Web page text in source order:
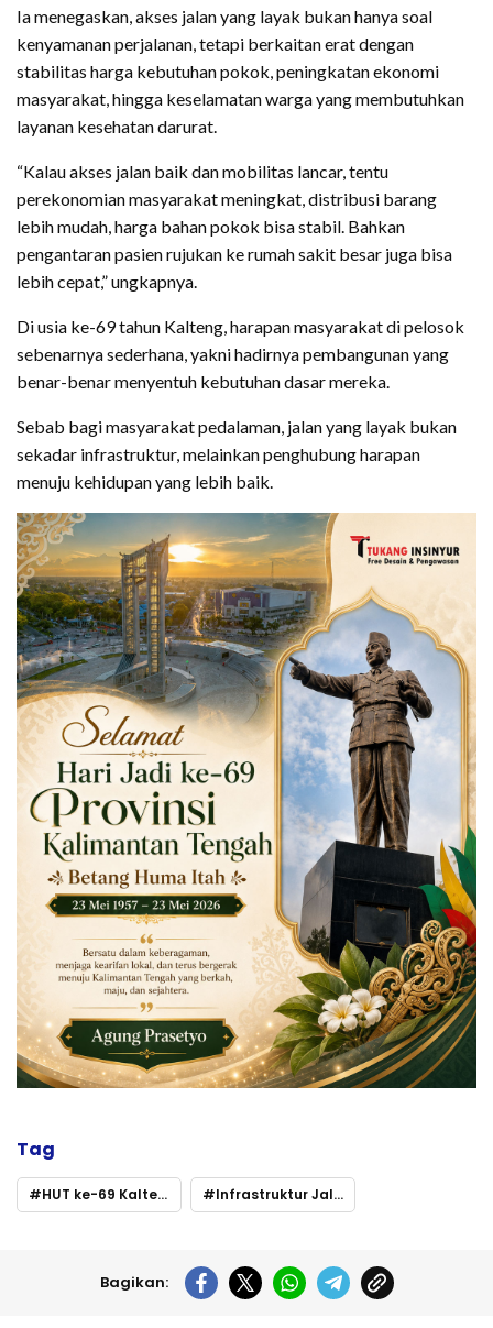
Ia menegaskan, akses jalan yang layak bukan hanya soal
kenyamanan perjalanan, tetapi berkaitan erat dengan
stabilitas harga kebutuhan pokok, peningkatan ekonomi
masyarakat, hingga keselamatan warga yang membutuhkan
layanan kesehatan darurat.
“Kalau akses jalan baik dan mobilitas lancar, tentu
perekonomian masyarakat meningkat, distribusi barang
lebih mudah, harga bahan pokok bisa stabil. Bahkan
pengantaran pasien rujukan ke rumah sakit besar juga bisa
lebih cepat,” ungkapnya.
Di usia ke-69 tahun Kalteng, harapan masyarakat di pelosok
sebenarnya sederhana, yakni hadirnya pembangunan yang
benar-benar menyentuh kebutuhan dasar mereka.
Sebab bagi masyarakat pedalaman, jalan yang layak bukan
sekadar infrastruktur, melainkan penghubung harapan
menuju kehidupan yang lebih baik.
Tag
HUT ke-69 Kalteng Infrastruktur Jalan Pedalaman Masih Jadi Harapan
Bagikan: